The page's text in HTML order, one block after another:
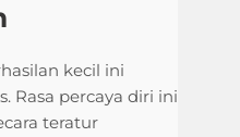
kecil ini
Rasa percaya diri ini
teratur